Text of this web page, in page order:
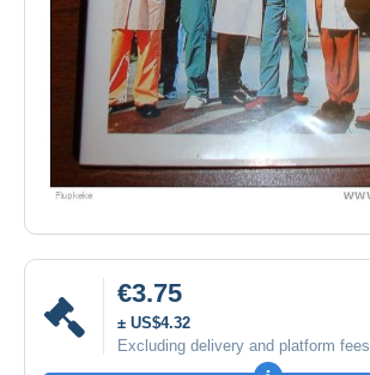
€3.75
± US$4.32
Excluding delivery and platform fees